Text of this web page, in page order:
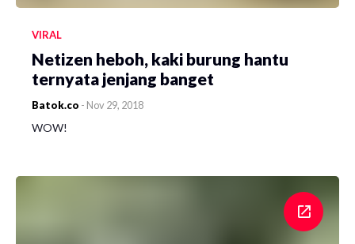
VIRAL
Netizen heboh, kaki burung hantu
ternyata jenjang banget
Batok.co - Nov 29, 2018
WOW!